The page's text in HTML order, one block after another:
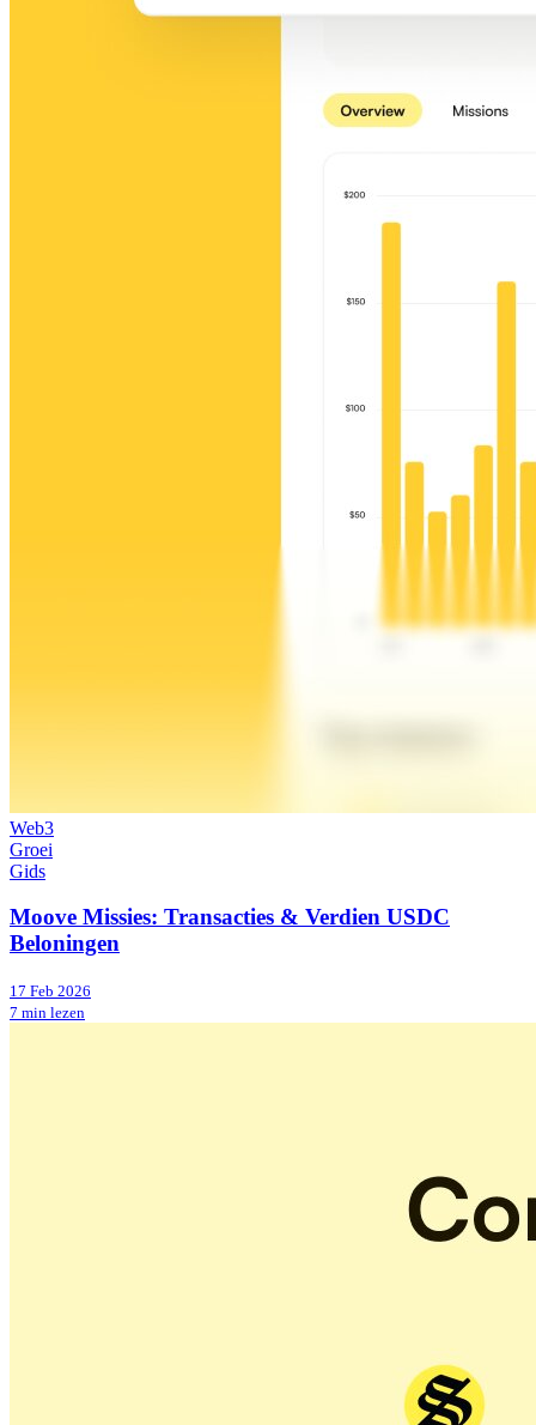
Web3
Groei
Gids
Moove Missies: Transacties & Verdien USDC
Beloningen
17 Feb 2026
7 min lezen